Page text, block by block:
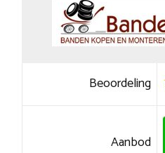
Beoordeling
Aanbod